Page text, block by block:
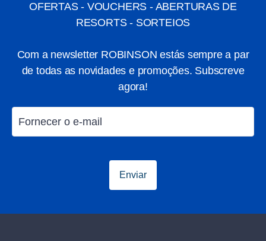
OFERTAS - VOUCHERS - ABERTURAS DE
RESORTS - SORTEIOS
Com a newsletter ROBINSON estás sempre a par
de todas as novidades e promoções. Subscreve
agora!
Enviar